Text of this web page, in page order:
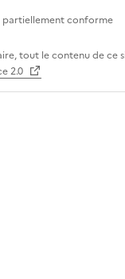
partiellement conforme
tout le contenu de ce
2.0